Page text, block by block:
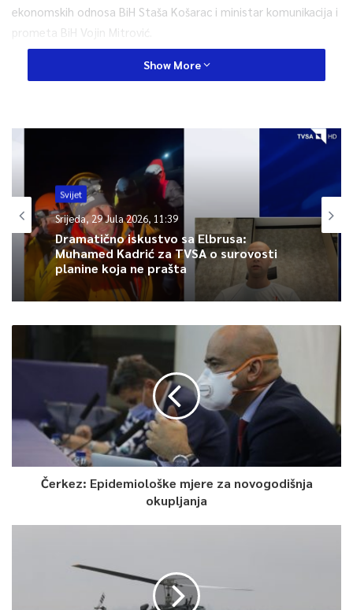
ekonomskih odnosa BiH Staša Košarac i ministar komunikacija i
prometa BiH Vojin Mitrović.
Po okončanju sastanka planirana je konferencija za medije
Article Rating
Show More
Svijet
Srijeda, 29 Jula 2026, 11:39
Dramatično iskustvo sa Elbrusa:
Muhamed Kadrić za TVSA o surovosti
planine koja ne prašta
Čerkez: Epidemiološke mjere za novogodišnja
okupljanja